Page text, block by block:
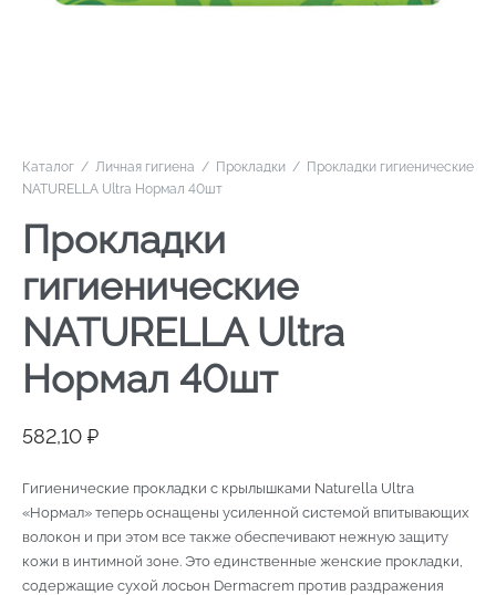
Каталог / Личная гигиена / Прокладки / Прокладки гигиенические
NATURELLA Ultra Нормал 40шт
Прокладки
гигиенические
NATURELLA Ultra
Нормал 40шт
582,10 ₽
Гигиенические прокладки с крылышками Naturella Ultra
«Нормал» теперь оснащены усиленной системой впитывающих
волокон и при этом все также обеспечивают нежную защиту
кожи в интимной зоне. Это единственные женские прокладки,
содержащие сухой лосьон Dermacrem против раздражения